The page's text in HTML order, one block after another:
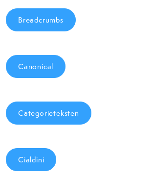
Breadcrumbs
Canonical
Categorieteksten
Cialdini